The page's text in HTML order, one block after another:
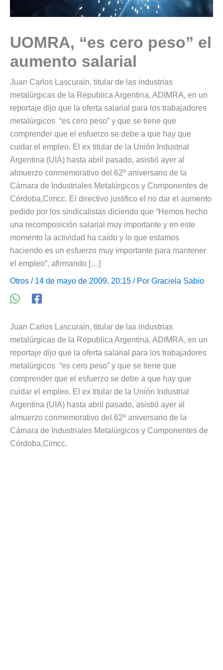
UOMRA, “es cero peso” el
aumento salarial
Juan Carlos Lascurain, titular de las industrias
metalúrgicas de la Republica Argentina, ADIMRA, en un
reportaje dijo que la oferta salarial para los trabajadores
metalúrgicos “es cero peso” y que se tiene que
comprender que el esfuerzo se debe a que hay que
cuidar el empleo. El ex titular de la Unión Industrial
Argentina (UIA) hasta abril pasado, asistió ayer al
almuerzo conmemorativo del 62º aniversario de la
Cámara de Industriales Metalúrgicos y Componentes de
Córdoba,Cimcc. El directivo justifico el no dar el aumento
pedido por los sindicalistas diciendo que “Hemos hecho
una recomposición salarial muy importante y en este
momento la actividad ha caído y lo que estamos
haciendo es un esfuerzo muy importante para mantener
el empleo”, afirmando […]
Otros / 14 de mayo de 2009, 20:15 / Por Graciela Sabio
Juan Carlos Lascurain, titular de las industrias
metalúrgicas de la Republica Argentina, ADIMRA, en un
reportaje dijo que la oferta salarial para los trabajadores
metalúrgicos “es cero peso” y que se tiene que
comprender que el esfuerzo se debe a que hay que
cuidar el empleo. El ex titular de la Unión Industrial
Argentina (UIA) hasta abril pasado, asistió ayer al
almuerzo conmemorativo del 62º aniversario de la
Cámara de Industriales Metalúrgicos y Componentes de
Córdoba,Cimcc.